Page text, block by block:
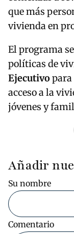
que más
vivienda en
El programa
políticas de
Ejecutivopara
acceso a la
jóvenes y
Añadir
Su nombre
Comentario